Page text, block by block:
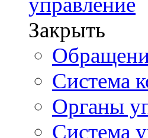
Закрыть
Система
Органы
Система